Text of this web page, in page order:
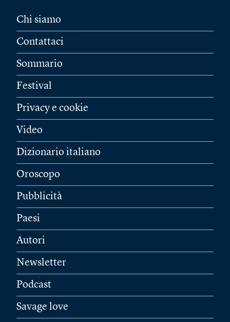
Chi siamo
Contattaci
Sommario
Festival
Privacy e cookie
Video
Dizionario italiano
Oroscopo
Pubblicità
Paesi
Autori
Newsletter
Podcast
Savage love